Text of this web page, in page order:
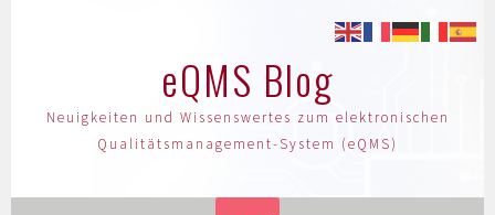
eQMS Blog
Neuigkeiten und Wissenswertes zum elektronischen
Qualitätsmanagement-System (eQMS)